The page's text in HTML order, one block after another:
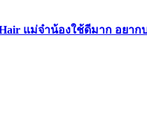
Hair แม่จ๋าน้องใช้ดีมาก อยาก